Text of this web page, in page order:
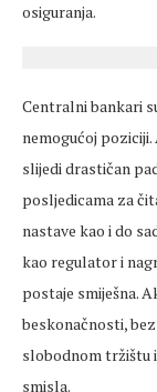
osiguranja.
Centralni bankari
nemogućoj
slijedi drastičan
posljedicama za
nastave kao i do
kao regulator i
postaje smiješna.
beskonačnosti,
slobodnom tržištu
smisla.